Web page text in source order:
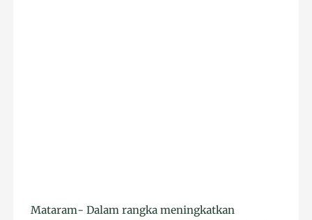
Mataram- Dalam rangka meningkatkan